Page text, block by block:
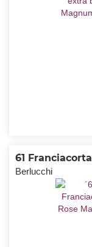
´61
Berlucchi